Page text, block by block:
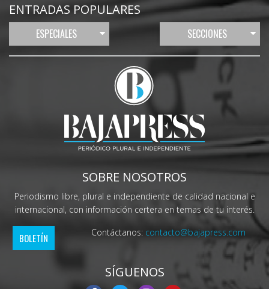
ENTRADAS POPULARES
ESPECIALES SECCIONES
SOBRE NOSOTROS
Periodismo libre, plural e independiente de calidad nacional e
internacional, con información certera en temas de tu interés.
BOLETÍN Contáctanos: contacto@bajapress.com
SÍGUENOS